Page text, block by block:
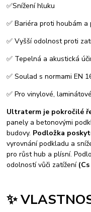
✅Snížení hluku
✅ Bariéra proti houbám a
✅ Vyšší odolnost proti
✅ Tepelná a akustická
✅ Soulad s normami EN
✅ Pro vinylové,
Ultraterm je pokročilé
panely a betonovými
budovy. Podložka
vyrovnání podkladu a
pro růst hub a plísní.
odolností vůči zatížení
✨